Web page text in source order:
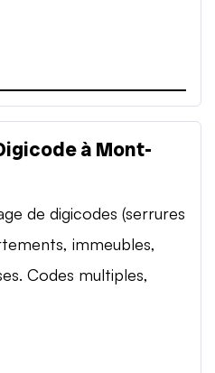
à Mont-
de digicodes (serrures
immeubles,
Codes multiples,